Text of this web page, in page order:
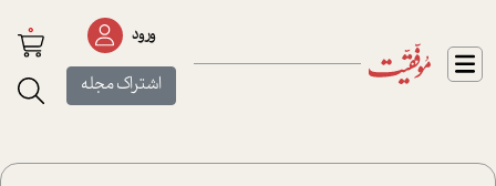
ورود
اشتراک مجله
0